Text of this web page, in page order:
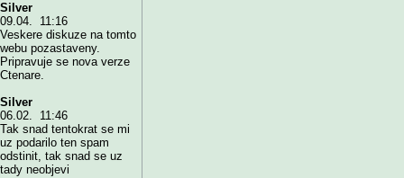
Silver
09.04. 11:16
Veskere diskuze na tomto
webu pozastaveny.
Pripravuje se nova verze
Ctenare.
Silver
06.02. 11:46
Tak snad tentokrat se mi
uz podarilo ten spam
odstinit, tak snad se uz
tady neobjevi